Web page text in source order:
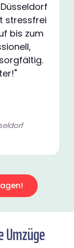
stressfrei
bis zum